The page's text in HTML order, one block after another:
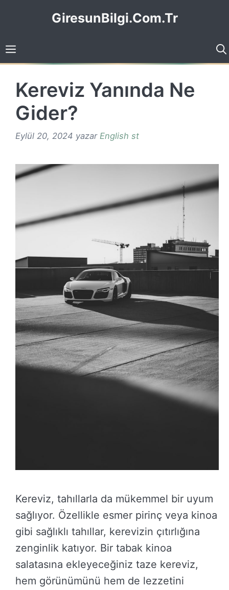
GiresunBilgi.Com.Tr
Kereviz Yanında Ne
Gider?
Eylül 20, 2024 yazar English st
Kereviz, tahıllarla da mükemmel bir uyum
sağlıyor. Özellikle esmer pirinç veya kinoa
gibi sağlıklı tahıllar, kerevizin çıtırlığına
zenginlik katıyor. Bir tabak kinoa
salatasına ekleyeceğiniz taze kereviz,
hem görünümünü hem de lezzetini